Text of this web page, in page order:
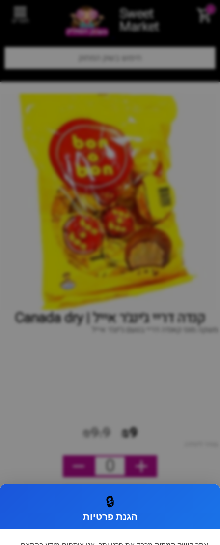
Sweet
Market תפריט
קנדה דריי ג׳ינג׳ר אייל | Canada dry
משקה מוגז קאנדה דריי בטעם ג׳ינג׳ר אייל
₪9
₪9.9
0
🔒
הגנת פרטיות